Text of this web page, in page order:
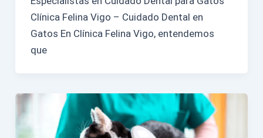
Clínica Felina Vigo – Cuidado Dental en
Gatos En Clínica Felina Vigo, entendemos
que